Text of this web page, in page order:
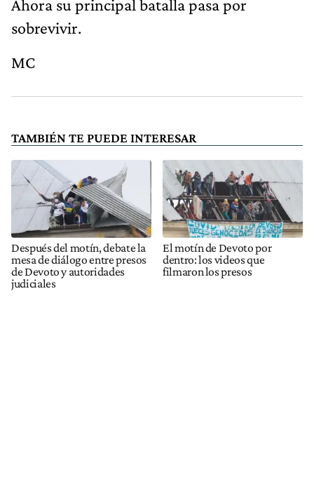
Ahora su principal batalla pasa por
sobrevivir.
MC
TAMBIÉN TE PUEDE INTERESAR
Después del motín, debate la
mesa de diálogo entre presos
de Devoto y autoridades
judiciales
El motín de Devoto por
dentro: los videos que
filmaron los presos